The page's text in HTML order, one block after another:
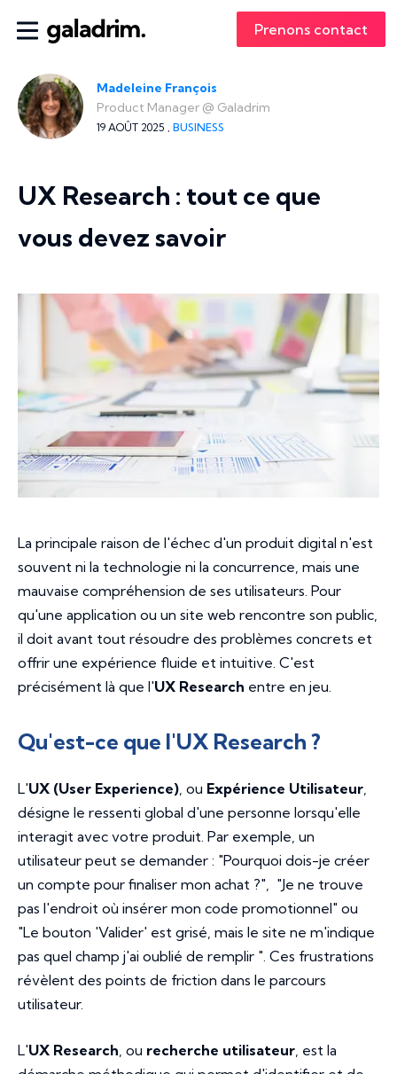
Prenons contact
Madeleine François
Product Manager @ Galadrim
19 AOÛT 2025 , BUSINESS
UX Research : tout ce que
vous devez savoir
La principale raison de l'échec d'un produit digital n'est
souvent ni la technologie ni la concurrence, mais une
mauvaise compréhension de ses utilisateurs. Pour
qu'une application ou un site web rencontre son public,
il doit avant tout résoudre des problèmes concrets et
offrir une expérience fluide et intuitive. C'est
précisément là que l'UX Research entre en jeu.
Qu'est-ce que l'UX Research ?
L'UX (User Experience) , ou Expérience Utilisateur
désigne le ressenti global d'une personne lorsqu'elle
interagit avec votre produit. Par exemple, un
utilisateur peut se demander : "Pourquoi dois-je créer
un compte pour finaliser mon achat ?", "Je ne trouve
pas l'endroit où insérer mon code promotionnel" ou
"Le bouton 'Valider' est grisé, mais le site ne m'indique
pas quel champ j'ai oublié de remplir ". Ces frustrations
révèlent des points de friction dans le parcours
utilisateur.
L'UX Research , ou recherche utilisateur , est la